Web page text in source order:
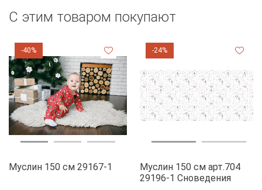
С этим товаром покупают
-40%
Муслин 150 см 29167-1
-24%
Муслин 150 см арт.704
29196-1 Сноведения